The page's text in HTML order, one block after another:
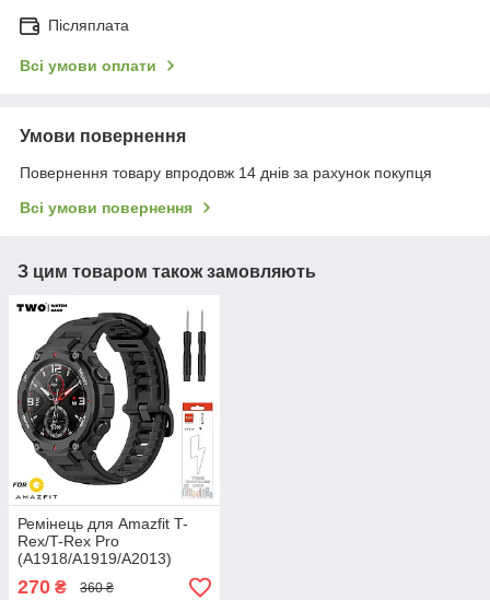
Післяплата
Всі умови оплати
Умови повернення
Повернення товару впродовж 14 днів за рахунок покупця
Всі умови повернення
З цим товаром також замовляють
Ремінець для Amazfit T-
Rex/T-Rex Pro
(A1918/A1919/A2013)
Чорний
270 ₴ 360 ₴